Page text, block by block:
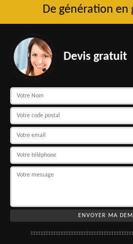
De génération en
Devis gratuit